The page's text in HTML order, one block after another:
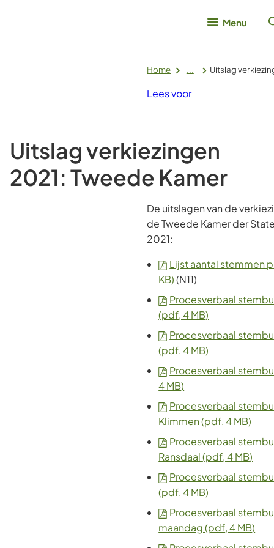
Menu
Home ... Uitslag
Lees voor
Uitslag verkiezingen
2021: Tweede Kamer
De uitslagen van de
de Tweede Kamer der
2021:
Lijst aantal stemmen
KB)(N11)
Procesverbaal
(pdf, 4 MB)
Procesverbaal
(pdf, 4 MB)
Procesverbaal
4 MB)
Procesverbaal
Klimmen(pdf, 4 MB)
Procesverbaal
Ransdaal(pdf, 4 MB)
Procesverbaal
(pdf, 4 MB)
Procesverbaal
maandag(pdf, 4 MB)